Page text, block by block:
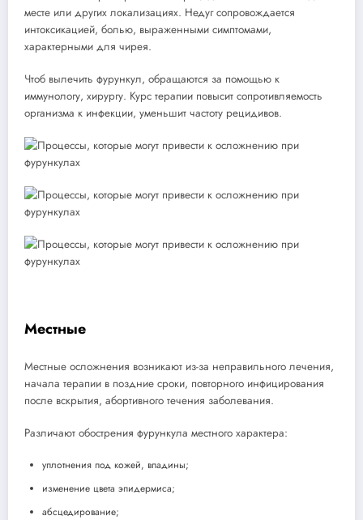
месте или других локализациях. Недуг сопровождается
интоксикацией, болью, выраженными симптомами,
характерными для чирея.
Чтоб вылечить фурункул, обращаются за помощью к
иммунологу, хирургу. Курс терапии повысит сопротивляемость
организма к инфекции, уменьшит частоту рецидивов.
Местные
Местные осложнения возникают из-за неправильного лечения,
начала терапии в поздние сроки, повторного инфицирования
после вскрытия, абортивного течения заболевания.
Различают обострения фурункула местного характера:
уплотнения под кожей, впадины;
изменение цвета эпидермиса;
абсцедирование;